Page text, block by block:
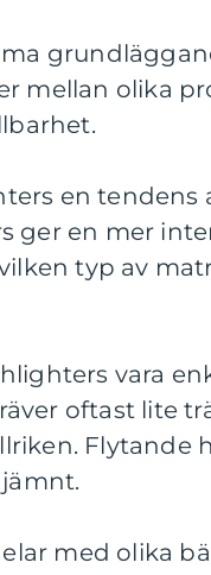
mellan olika
en tendens
ger en mer
typ av
vara
oftast lite
Flytande
med olika